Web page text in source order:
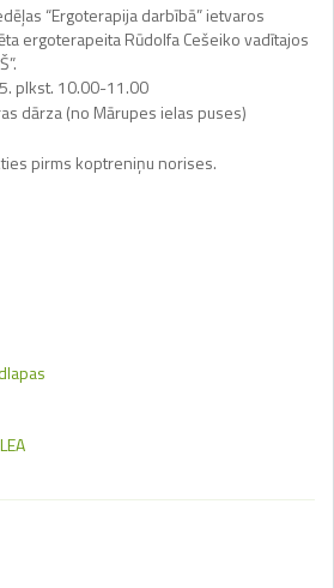
“Ergoterapija darbībā” ietvaros
ergoterapeita Rūdolfa Cešeiko vadītajos
plkst. 10.00-11.00
dārza (no Mārupes ielas puses)
pirms koptreniņu norises.